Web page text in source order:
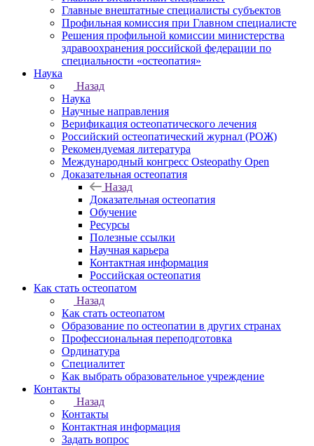
Главные внештатные специалисты субъектов
Профильная комиссия при Главном специалисте
Решения профильной комиссии министерства
здравоохранения российской федерации по
специальности «остеопатия»
Наука
Назад
Наука
Научные направления
Верификация остеопатического лечения
Российский остеопатический журнал (РОЖ)
Рекомендуемая литература
Международный конгресс Osteopathy Open
Доказательная остеопатия
Назад
Доказательная остеопатия
Обучение
Ресурсы
Полезные ссылки
Научная карьера
Контактная информация
Российская остеопатия
Как стать остеопатом
Назад
Как стать остеопатом
Образование по остеопатии в других странах
Профессиональная переподготовка
Ординатура
Специалитет
Как выбрать образовательное учреждение
Контакты
Назад
Контакты
Контактная информация
Задать вопрос